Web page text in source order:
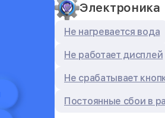
Электроника
Не нагревается вода
Не работает дисплей
Не срабатывает
Постоянные сбои в